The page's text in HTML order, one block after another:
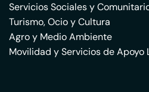
Servicios Sociales y
Turismo, Ocio y Cultura
Agro y Medio Ambiente
Movilidad y Servicios de Apoyo